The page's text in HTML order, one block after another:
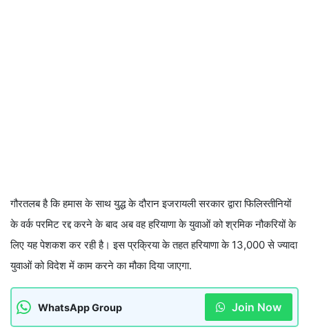
गौरतलब है कि हमास के साथ युद्ध के दौरान इजरायली सरकार द्वारा फिलिस्तीनियों
के वर्क परमिट रद्द करने के बाद अब वह हरियाणा के युवाओं को श्रमिक नौकरियों के
लिए यह पेशकश कर रही है। इस प्रक्रिया के तहत हरियाणा के 13,000 से ज्यादा
युवाओं को विदेश में काम करने का मौका दिया जाएगा.
WhatsApp Group Join Now